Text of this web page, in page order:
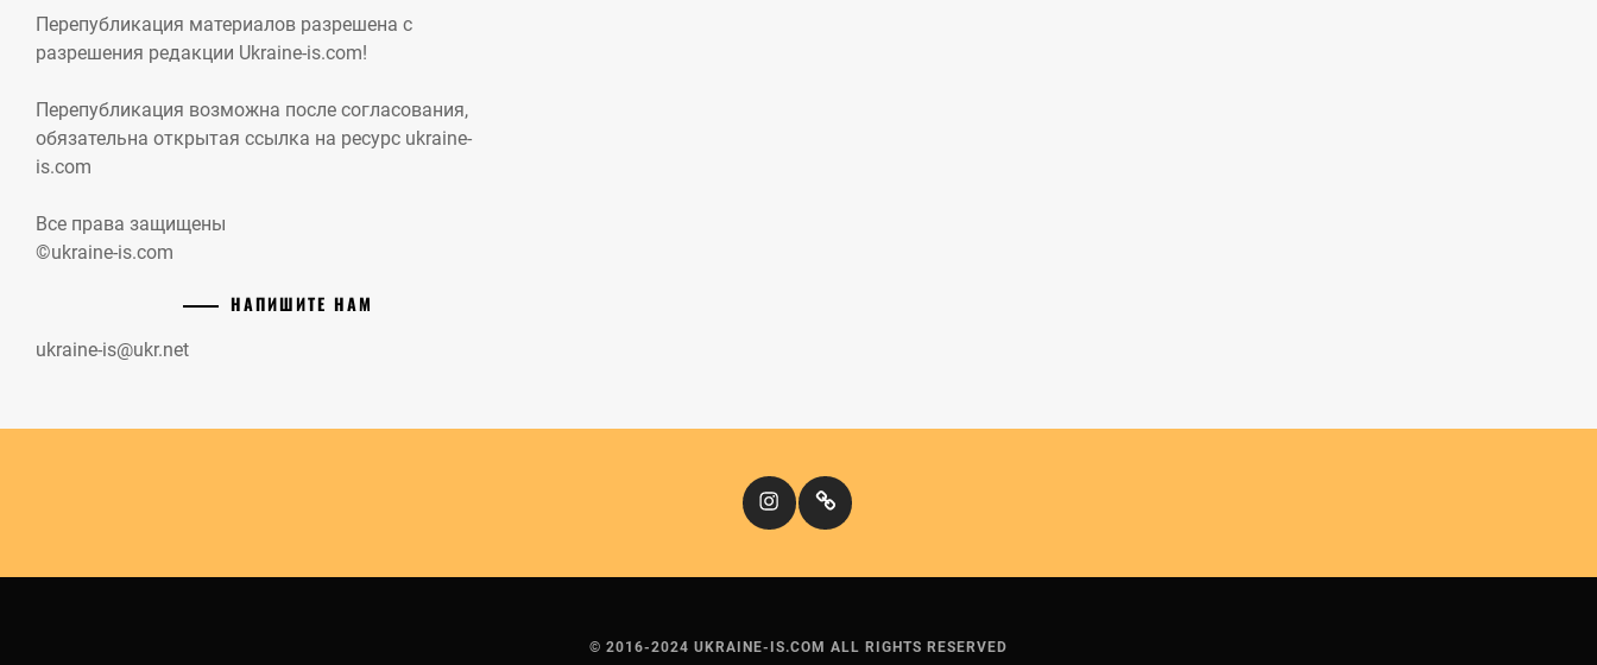
Перепубликация материалов разрешена с
разрешения редакции Ukraine-is.com!
Перепубликация возможна после согласования,
обязательна открытая ссылка на ресурс ukraine-
is.com
Все права защищены
©ukraine-is.com
НАПИШИТЕ НАМ
ukraine-is@ukr.net
InstagramКіномандри
© 2016-2024 UKRAINE-IS.COM ALL RIGHTS RESERVED